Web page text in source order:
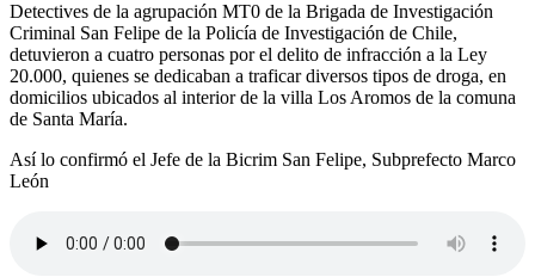
Detectives de la agrupación MT0 de la Brigada de Investigación
Criminal San Felipe de la Policía de Investigación de Chile,
detuvieron a cuatro personas por el delito de infracción a la Ley
20.000, quienes se dedicaban a traficar diversos tipos de droga, en
domicilios ubicados al interior de la villa Los Aromos de la comuna
de Santa María.
Así lo confirmó el Jefe de la Bicrim San Felipe, Subprefecto Marco
León